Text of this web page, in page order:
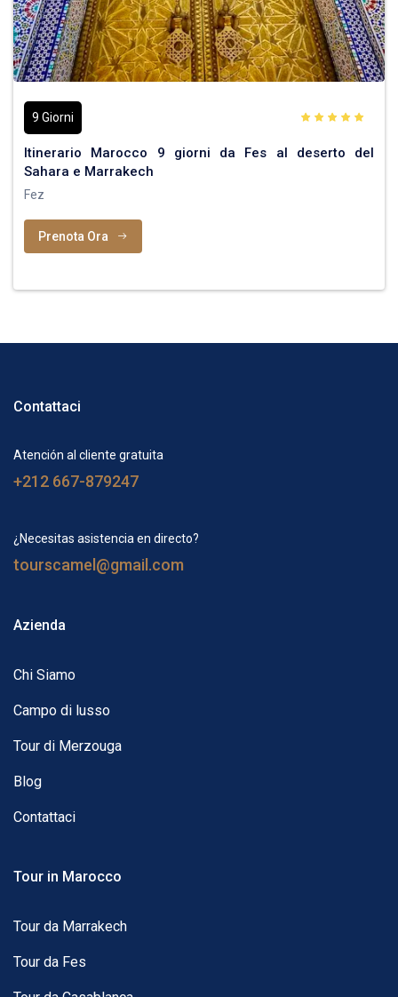
9 Giorni
Itinerario Marocco 9 giorni da Fes al deserto del
Sahara e Marrakech
Fez
Prenota Ora
Contattaci
Atención al cliente gratuita
+212 667-879247
¿Necesitas asistencia en directo?
tourscamel@gmail.com
Azienda
Chi Siamo
Campo di lusso
Tour di Merzouga
Blog
Contattaci
Tour in Marocco
Tour da Marrakech
Tour da Fes